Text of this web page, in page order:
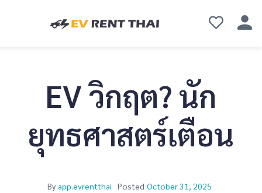
EV วิกฤต? นัก
ยุทธศาสตร์เตือน
By app.evrentthai Posted October 31, 2025